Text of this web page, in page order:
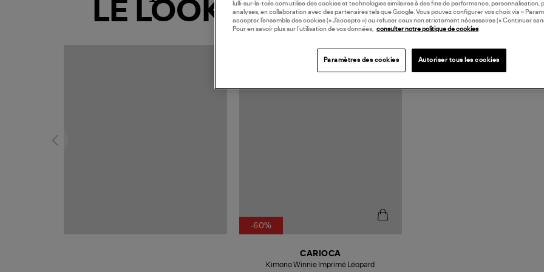
LE LOOK
-60%
CARIOCA
Kimono Winnie Imprimé Léopard
lulli-sur-la-toile.com utilise des cookies et technologies similaires à des fins de performance, personnalisation,
analyses, en collaboration avec des partenaires tels que Google. Vous pouvez configurer vos choix via «
accepter l’ensemble des cookies (« J’accepte ») ou refuser ceux non strictement nécessaires (« Continuer
Pour en savoir plus sur l’utilisation de vos données,
consulter notre politique de cookies
Paramètres des cookies Autoriser tous les cookies